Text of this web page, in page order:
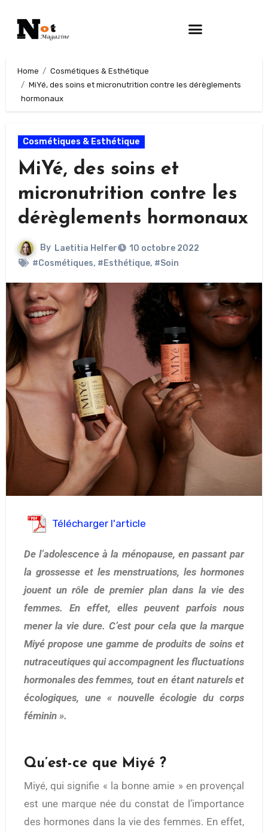
Home
Cosmétiques & Esthétique
MiYé, des soins et micronutrition contre les dérèglements
hormonaux
Cosmétiques & Esthétique
MiYé, des soins et
micronutrition contre les
dérèglements hormonaux
By Laetitia Helfer
10 octobre 2022
#Cosmétiques, #Esthétique, #Soin
Télécharger l'article
De l’adolescence à la ménopause, en passant par
la grossesse et les menstruations, les hormones
jouent un rôle de premier plan dans la vie des
femmes. En effet, elles peuvent parfois nous
mener la vie dure. C’est pour cela que la marque
Miyé propose une gamme de produits de soins et
nutraceutiques qui accompagnent les fluctuations
hormonales des femmes, tout en étant naturels et
écologiques, une « nouvelle écologie du corps
féminin ».
Qu’est-ce que Miyé ?
Miyé, qui signifie « la bonne amie » en provençal
est une marque née du constat de l’importance
des hormones dans la vie des femmes. En effet,